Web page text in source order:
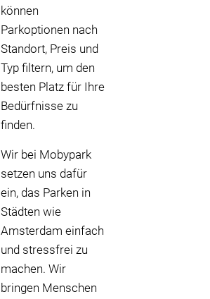
können
Parkoptionen nach
Standort, Preis und
Typ filtern, um den
besten Platz für Ihre
Bedürfnisse zu
finden.
Wir bei Mobypark
setzen uns dafür
ein, das Parken in
Städten wie
Amsterdam einfach
und stressfrei zu
machen. Wir
bringen Menschen